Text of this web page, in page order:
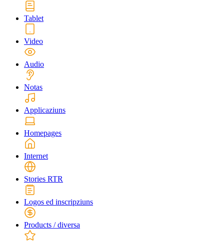
Tablet
Video
Audio
Notas
Applicaziuns
Homepages
Internet
Stories RTR
Logos ed inscripziuns
Products / diversa